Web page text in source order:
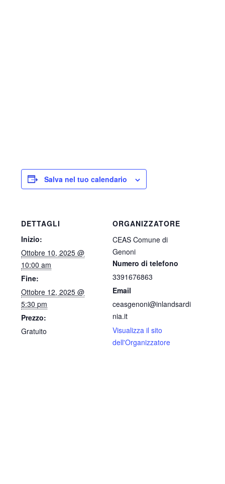
Salva nel tuo calendario
DETTAGLI
Inizio:
Ottobre 10, 2025 @
10:00 am
Fine:
Ottobre 12, 2025 @
5:30 pm
Prezzo:
Gratuito
ORGANIZZATORE
CEAS Comune di
Genoni
Numero di telefono
3391676863
Email
ceasgenoni@inlandsardi
nia.it
Visualizza il sito
dell'Organizzatore